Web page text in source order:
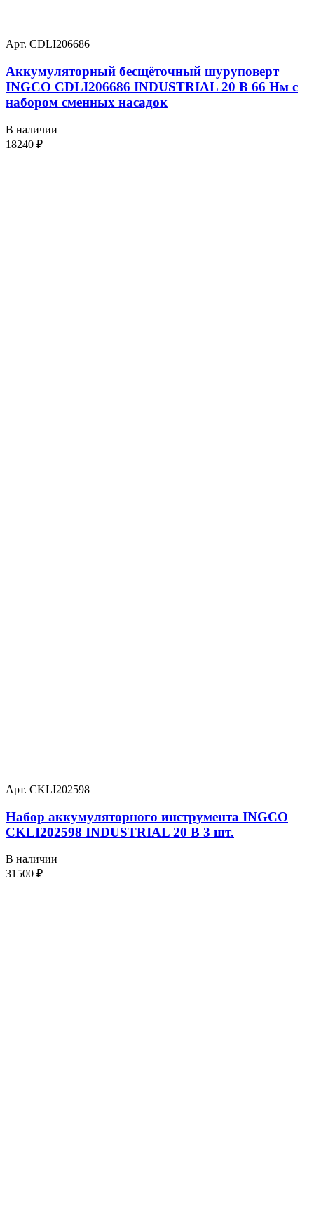
Арт. CDLI206686
Аккумуляторный бесщёточный шуруповерт
INGCO CDLI206686 INDUSTRIAL 20 В 66 Нм с
набором сменных насадок
В наличии
18240 ₽
Арт. CKLI202598
Набор аккумуляторного инструмента INGCO
CKLI202598 INDUSTRIAL 20 В 3 шт.
В наличии
31500 ₽